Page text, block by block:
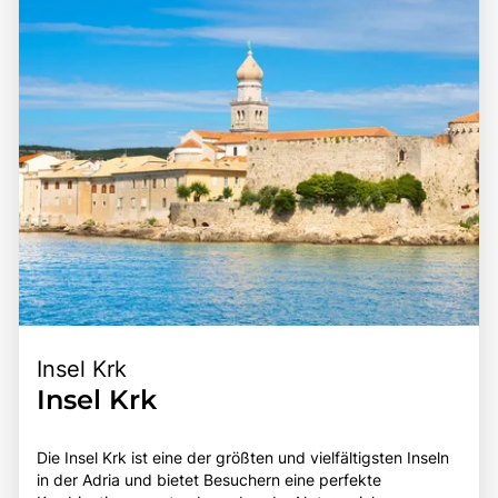
Insel Krk
Insel Krk
Die Insel Krk ist eine der größten und vielfältigsten Inseln
in der Adria und bietet Besuchern eine perfekte